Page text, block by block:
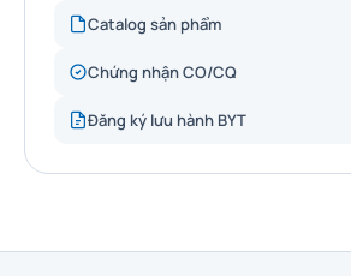
Catalog sản phẩm
Chứng nhận CO/CQ
Đăng ký lưu hành BYT